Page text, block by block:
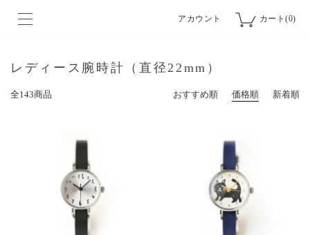
アカウント カート(0)
レディース腕時計（直径22mm）
全143商品 おすすめ順 価格順 新着順